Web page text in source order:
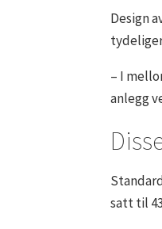
Design
– I
anlegg
satt til